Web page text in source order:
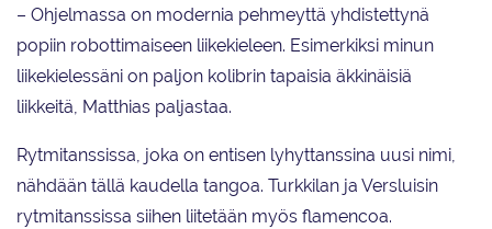
– Ohjelmassa on modernia pehmeyttä yhdistettynä
popiin robottimaiseen liikekieleen. Esimerkiksi minun
liikekielessäni on paljon kolibrin tapaisia äkkinäisiä
liikkeitä, Matthias paljastaa.
Rytmitanssissa, joka on entisen lyhyttanssina uusi nimi,
nähdään tällä kaudella tangoa. Turkkilan ja Versluisin
rytmitanssissa siihen liitetään myös flamencoa.